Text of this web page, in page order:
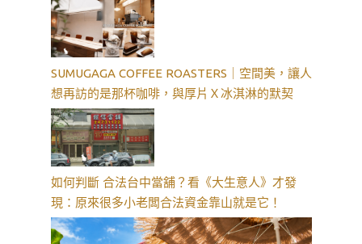
SUMUGAGA COFFEE ROASTERS｜空間美，讓人
想再訪的是那杯咖啡，與厚片Ｘ冰淇淋的默契
如何判斷 合法台中當舖？看《大生意人》才發
現：原來很多小老闆合法資金靠山就是它！